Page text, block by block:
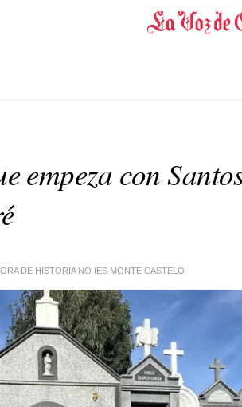
empeza con
DE HISTORIA NO IES MONTE CASTELO